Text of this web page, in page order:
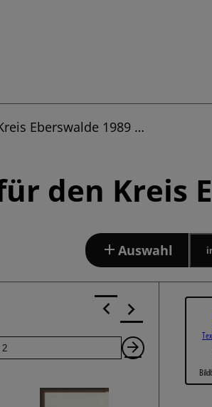
Eberswalde 1989 …
den Kreis
Auswahl
Seite
Nächste